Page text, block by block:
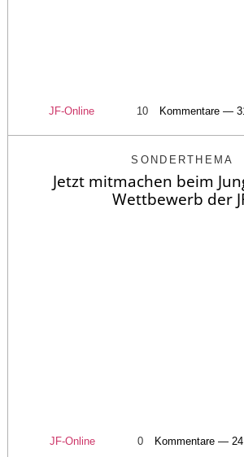
JF-Online 10 Kommentare —
SONDERTHEMA
Jetzt mitmachen beim
Wettbewerb der
JF-Online 0 Kommentare —